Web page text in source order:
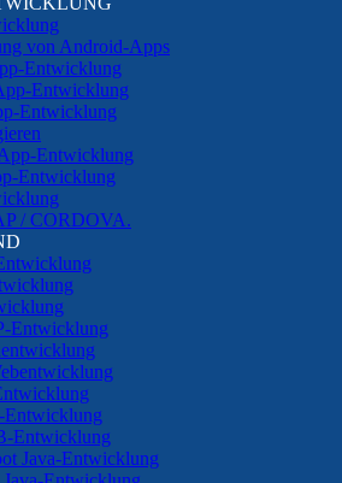
von Android-Apps
Entwicklung
Entwicklung
Entwicklung
Entwicklung
Entwicklung
/ CORDOVA.
Entwicklung
Entwicklung
Java-Entwicklung